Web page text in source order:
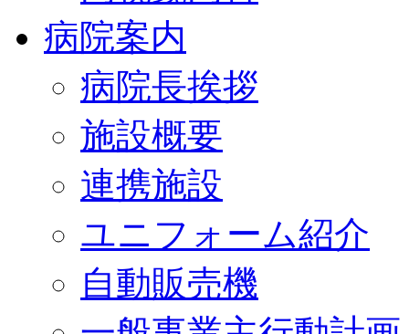
病院案内
病院長挨拶
施設概要
連携施設
ユニフォーム紹介
自動販売機